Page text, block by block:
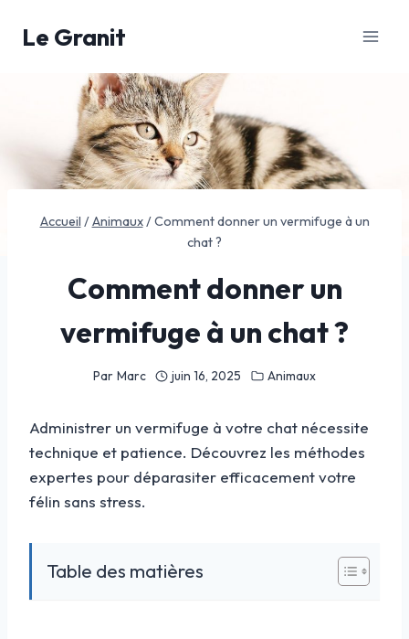
Le Granit
Accueil /Animaux/Comment donner un vermifuge à un
chat ?
Comment donner un
vermifuge à un chat ?
Par Marc juin 16, 2025 Animaux
Administrer un vermifuge à votre chat nécessite
technique et patience. Découvrez les méthodes
expertes pour déparasiter efficacement votre
félin sans stress.
Table des matières